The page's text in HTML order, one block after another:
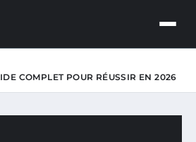
MAZOU
INSIGHTS
COMPLET POUR RÉUSSIR EN 2026